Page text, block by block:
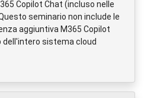
Copilot Chat (incluso nelle
seminario non include le
aggiuntiva M365 Copilot
dell'intero sistema cloud